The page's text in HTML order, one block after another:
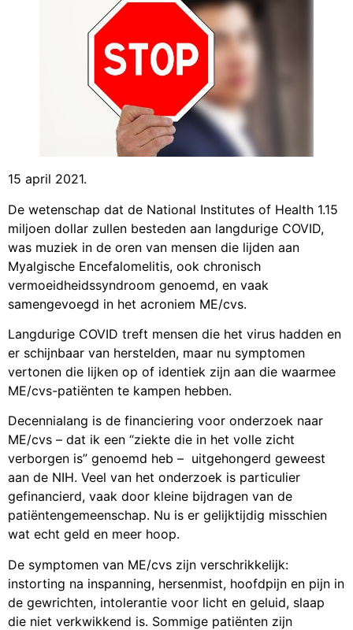
15 april 2021.
De wetenschap dat de National Institutes of Health 1.15
miljoen dollar zullen besteden aan langdurige COVID,
was muziek in de oren van mensen die lijden aan
Myalgische Encefalomelitis, ook chronisch
vermoeidheidssyndroom genoemd, en vaak
samengevoegd in het acroniem ME/cvs.
Langdurige COVID treft mensen die het virus hadden en
er schijnbaar van herstelden, maar nu symptomen
vertonen die lijken op of identiek zijn aan die waarmee
ME/cvs-patiënten te kampen hebben.
Decennialang is de financiering voor onderzoek naar
ME/cvs – dat ik een “ziekte die in het volle zicht
verborgen is” genoemd heb – uitgehongerd geweest
aan de NIH. Veel van het onderzoek is particulier
gefinancierd, vaak door kleine bijdragen van de
patiëntengemeenschap. Nu is er gelijktijdig misschien
wat echt geld en meer hoop.
De symptomen van ME/cvs zijn verschrikkelijk:
instorting na inspanning, hersenmist, hoofdpijn en pijn in
de gewrichten, intolerantie voor licht en geluid, slaap
die niet verkwikkend is. Sommige patiënten zijn